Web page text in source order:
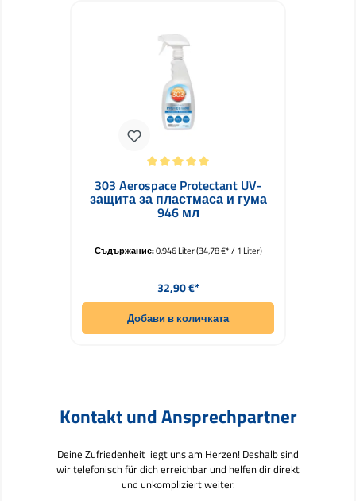
303 Aerospace Protectant UV-
защита за пластмаса и гума
946 мл
Съдържание:0.946 Liter(34,78 €* / 1 Liter)
Редовна цена:
32,90 €*
Добави в количката
Kontakt und Ansprechpartner
Deine Zufriedenheit liegt uns am Herzen! Deshalb sind
wir telefonisch für dich erreichbar und helfen dir direkt
und unkompliziert weiter.